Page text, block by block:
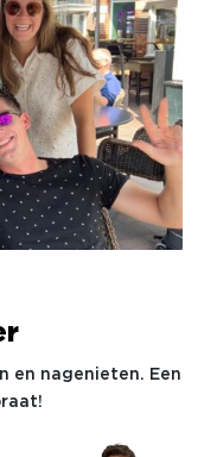
en nagenieten. Een